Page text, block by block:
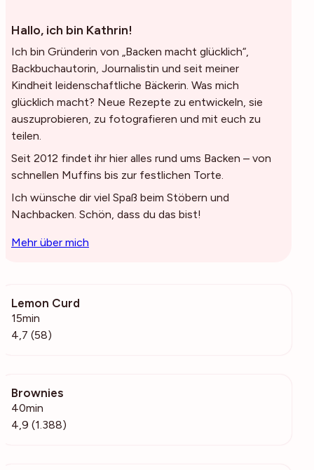
Hallo, ich bin Kathrin!
Ich bin Gründerin von „Backen macht glücklich“,
Backbuchautorin, Journalistin und seit meiner
Kindheit leidenschaftliche Bäckerin. Was mich
glücklich macht? Neue Rezepte zu entwickeln, sie
auszuprobieren, zu fotografieren und mit euch zu
teilen.
Seit 2012 findet ihr hier alles rund ums Backen – von
schnellen Muffins bis zur festlichen Torte.
Ich wünsche dir viel Spaß beim Stöbern und
Nachbacken. Schön, dass du das bist!
Mehr über mich
Lemon Curd
15min
4,7 (58)
Brownies
40min
4,9 (1.388)